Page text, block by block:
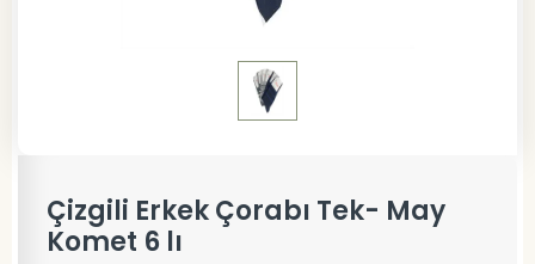
Çizgili Erkek Çorabı Tek- May
Komet 6 lı